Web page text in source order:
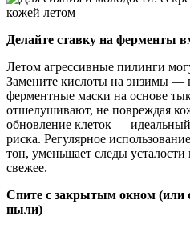
Делайте ставку на ферменты
Летом агрессивные пилинги
Замените кислоты на энзимы —
ферментные маски на основе
отшелушивают, не повреждая
обновление клеток —
риска. Регулярное
тон, уменьшает следы усталости
свежее.
Спите с закрытым окном (или
пыли)